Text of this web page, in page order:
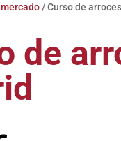
/ Curso de arroces
de